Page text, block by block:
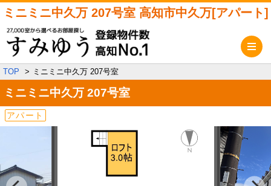
ミニミニ中久万 207号室 高知市中久万[アパート]
TOP ミニミニ中久万 207号室
ミニミニ中久万 207号室
アパート